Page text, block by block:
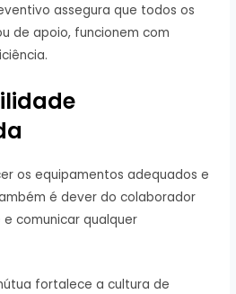
assegura que todos os
de apoio, funcionem com
os equipamentos adequados e
é dever do colaborador
comunicar qualquer
fortalece a cultura de